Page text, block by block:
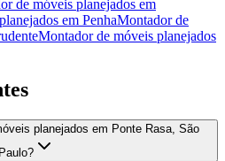
de móveis planejados em
em PenhaMontador de
Montador de móveis planejados
planejados em Ponte Rasa, São
Paulo?